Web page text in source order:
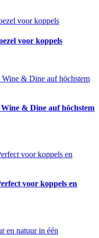
voor koppels
& Dine auf höchstem
voor koppels en